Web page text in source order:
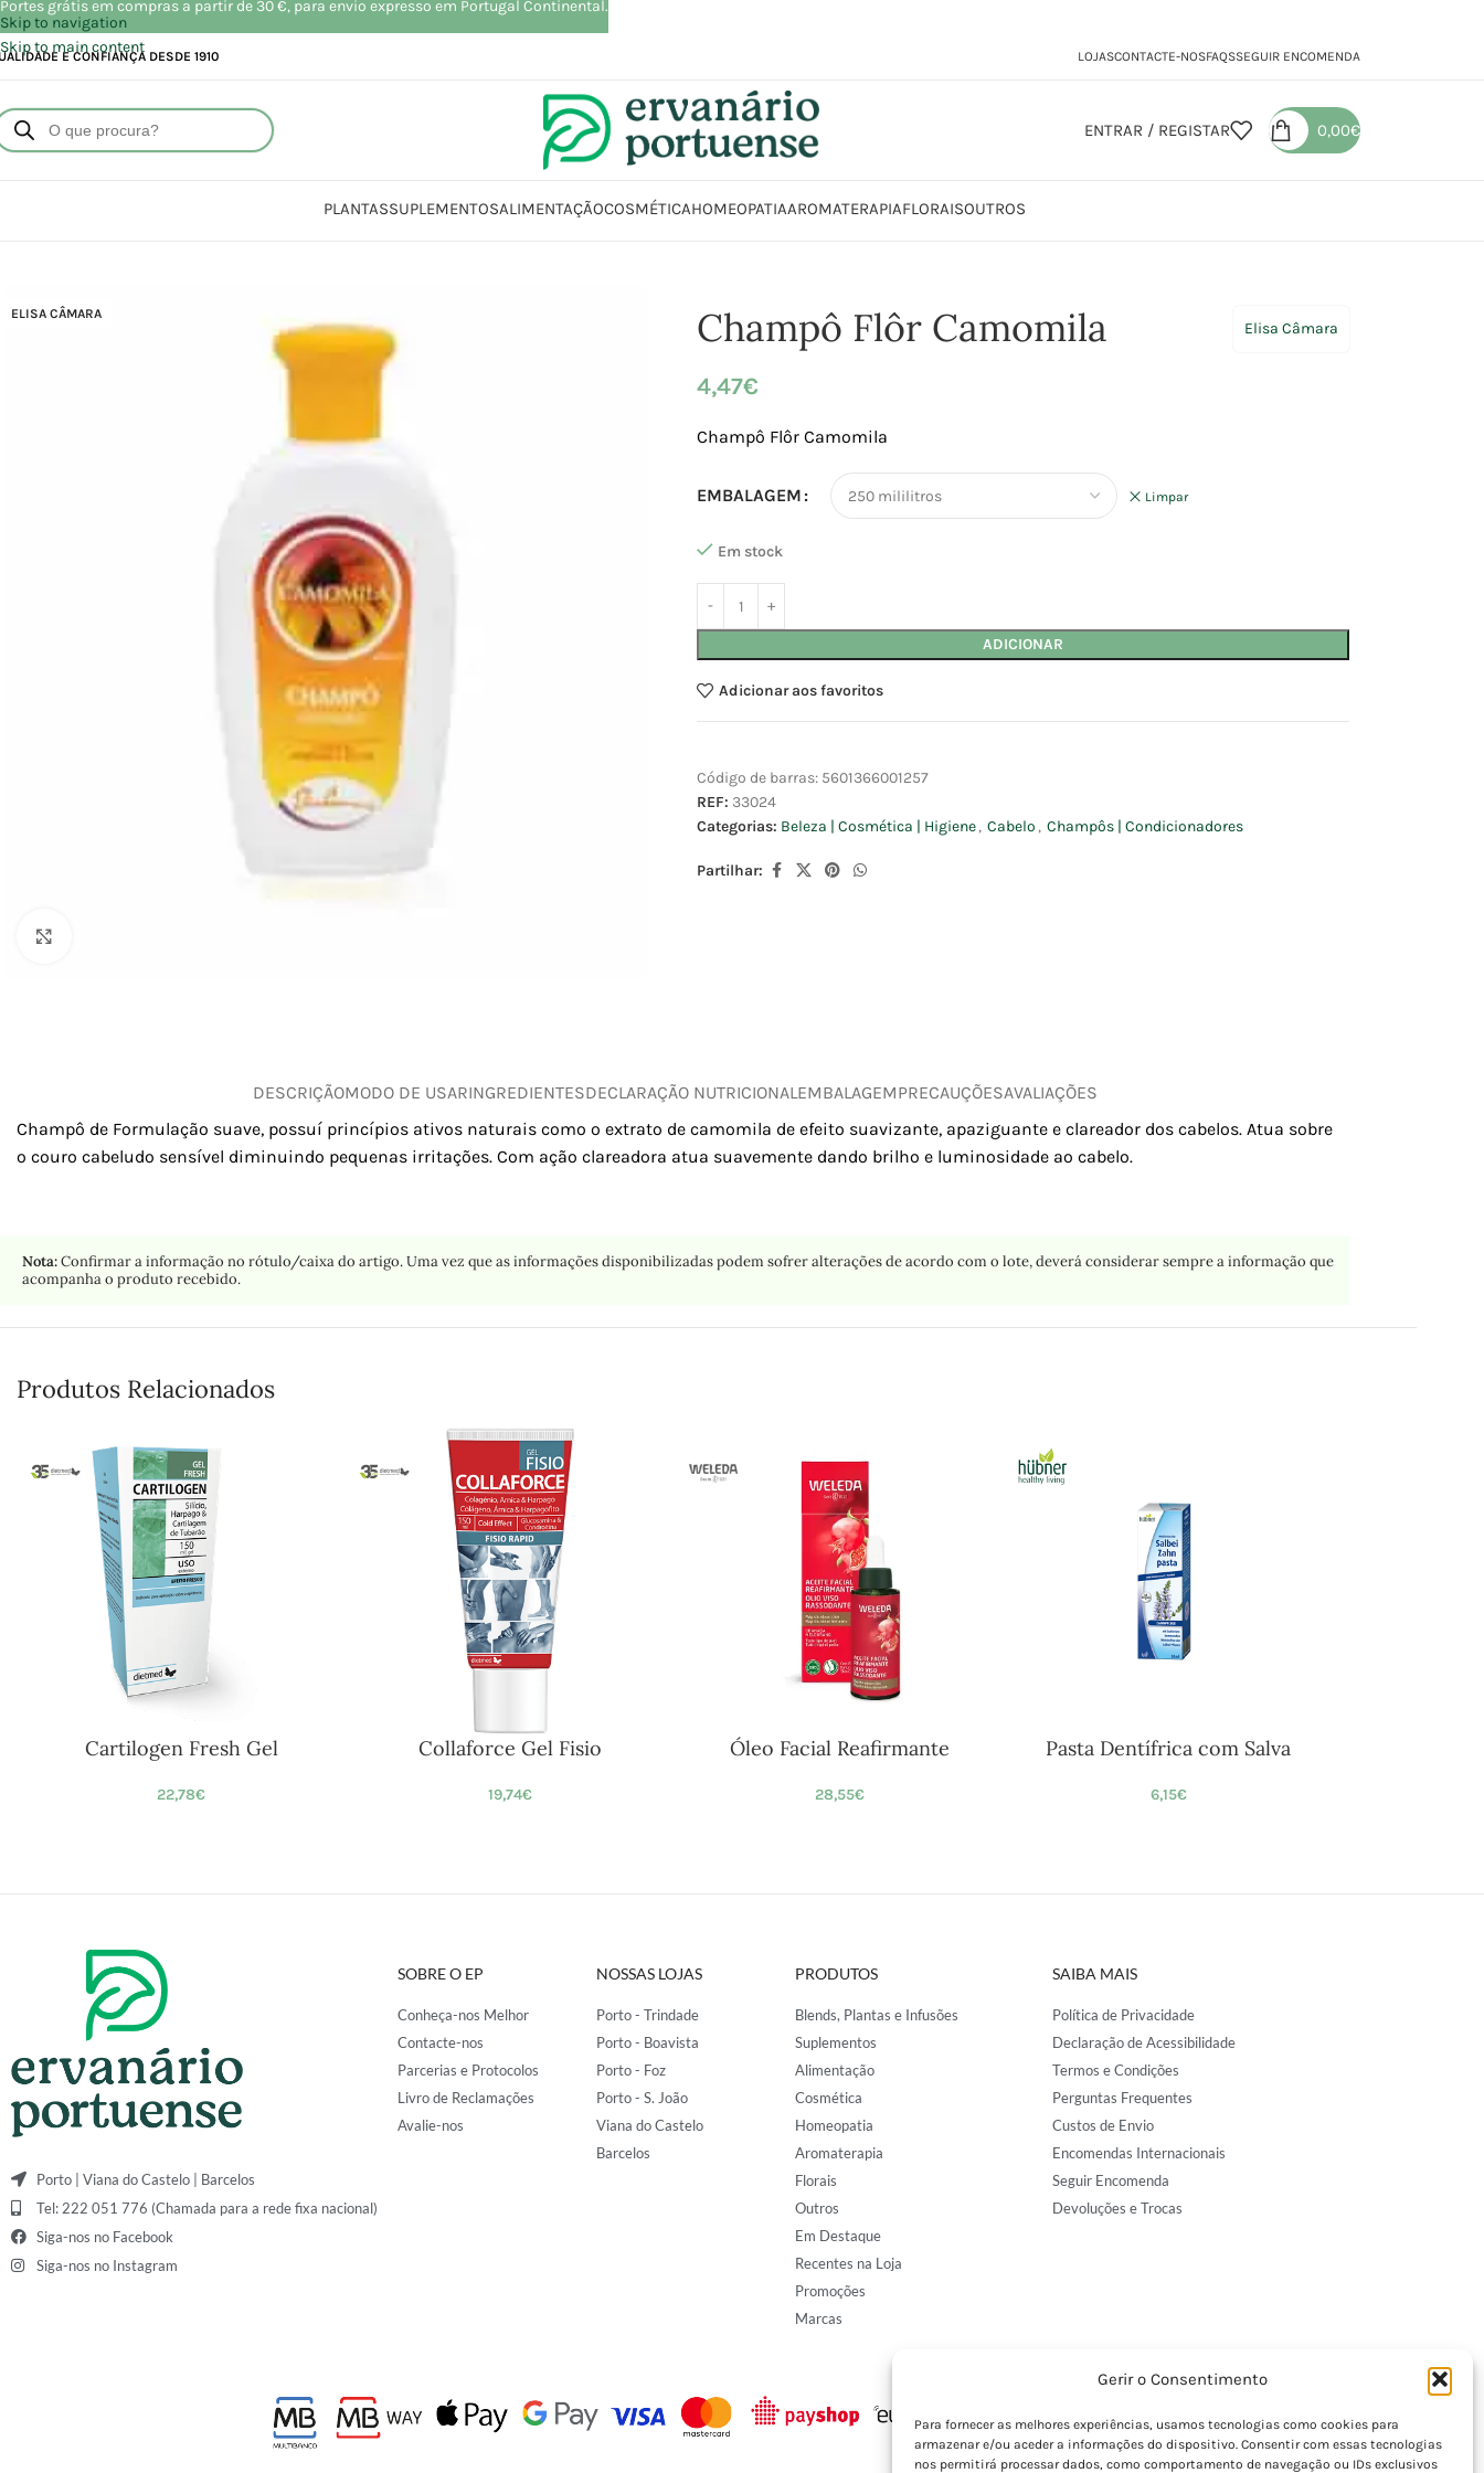
Gerir o Consentimento
Para fornecer as melhores experiências, usamos tecnologias como cookies para
armazenar e/ou aceder a informações do dispositivo. Consentir com essas tecnologias
nos permitirá processar dados, como comportamento de navegação ou IDs exclusivos
Skip to navigation
Skip to main content
E CONFIANÇA DESDE 1910 LOJASCONTACTE-NOSFAQSSEGUIR ENCOMENDA
ENTRAR / REGISTAR 0,00€
PLANTASSUPLEMENTOSALIMENTAÇÃOCOSMÉTICAHOMEOPATIAAROMATERAPIAFLORAISOUTROS
ELISA CÂMARA Champô Flôr Camomila Elisa Câmara
4,47€
Champô Flôr Camomila
EMBALAGEM Limpar
Em stock
ADICIONAR
Adicionar aos favoritos
Código de barras: 5601366001257
REF: 33024
Categorias: Beleza | Cosmética | Higiene, Cabelo , Champôs | Condicionadores
Partilhar:
DESCRIÇÃOMODO DE USARINGREDIENTESDECLARAÇÃO NUTRICIONAL EMBALAGEMPRECAUÇÕESAVALIAÇÕES
Champô de Formulação suave, possuí princípios ativos naturais como o extrato de camomila de efeito suavizante, apaziguante e clareador dos cabelos. Atua sobre
o couro cabeludo sensível diminuindo pequenas irritações. Com ação clareadora atua suavemente dando brilho e luminosidade ao cabelo.
Nota:Confirmar a informação no rótulo/caixa do artigo. Uma vez que as informações disponibilizadas podem sofrer alterações de acordo com o lote, deverá considerar sempre a informação que
acompanha o produto recebido.
Produtos Relacionados
Cartilogen Fresh Gel
22,78€
Collaforce Gel Fisio
19,74€
Óleo Facial Reafirmante
28,55€
Pasta Dentífrica com Salva
6,15€
Porto | Viana do Castelo | Barcelos
Tel: 222 051 776 (Chamada para a rede fixa nacional)
Siga-nos no Facebook
Siga-nos no Instagram
SOBRE O EP
Conheça-nos Melhor
Contacte-nos
Parcerias e Protocolos
Livro de Reclamações
Avalie-nos
NOSSAS LOJAS
Porto - Trindade
Porto - Boavista
Porto - Foz
Porto - S. João
Viana do Castelo
Barcelos
PRODUTOS
Blends, Plantas e Infusões
Suplementos
Alimentação
Cosmética
Homeopatia
Aromaterapia
Florais
Outros
Em Destaque
Recentes na Loja
Promoções
Marcas
SAIBA MAIS
Política de Privacidade
Declaração de Acessibilidade
Termos e Condições
Perguntas Frequentes
Custos de Envio
Encomendas Internacionais
Seguir Encomenda
Devoluções e Trocas
Portes grátis em compras a partir de 30 €, para envio expresso em Portugal Continental.